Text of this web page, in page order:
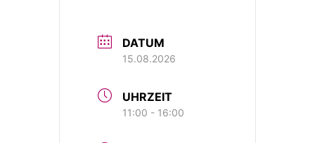
DATUM
15.08.2026
UHRZEIT
11:00 - 16:00